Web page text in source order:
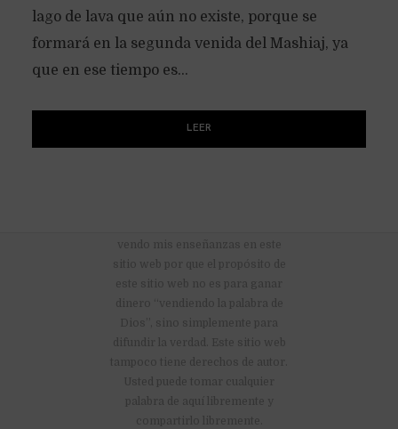
lago de lava que aún no existe, porque se
formará en la segunda venida del Mashiaj, ya
que en ese tiempo es...
LEER
vendo mis enseñanzas en este
sitio web por que el propósito de
este sitio web no es para ganar
dinero “vendiendo la palabra de
Dios”, sino simplemente para
difundir la verdad. Este sitio web
tampoco tiene derechos de autor.
Usted puede tomar cualquier
palabra de aquí libremente y
compartirlo libremente.